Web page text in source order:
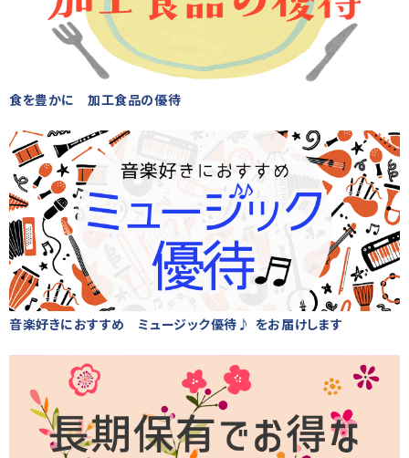
食を豊かに 加工食品の優待
音楽好きにおすすめ ミュージック優待♪ をお届けします